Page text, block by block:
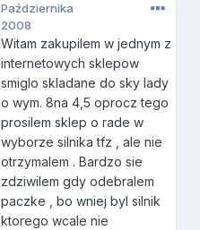
Października
2008
Witam zakupilem w jednym z
internetowych sklepow
smiglo skladane do sky lady
o wym. 8na 4,5 oprocz tego
prosilem sklep o rade w
wyborze silnika tfz , ale nie
otrzymalem . Bardzo sie
zdziwilem gdy odebralem
paczke , bo wniej byl silnik
ktorego wcale nie